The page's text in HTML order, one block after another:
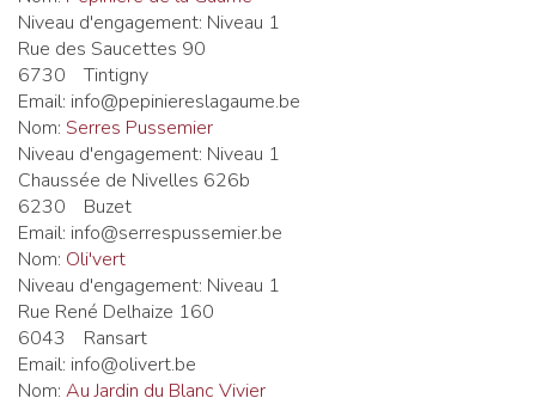
Niveau d'engagement: Niveau 1
Rue des Saucettes 90
6730
Tintigny
Email: info@pepiniereslagaume.be
Nom: Serres Pussemier
Niveau d'engagement: Niveau 1
Chaussée de Nivelles 626b
6230
Buzet
Email: info@serrespussemier.be
Nom: Oli'vert
Niveau d'engagement: Niveau 1
Rue René Delhaize 160
6043
Ransart
Email: info@olivert.be
Nom: Au Jardin du Blanc Vivier